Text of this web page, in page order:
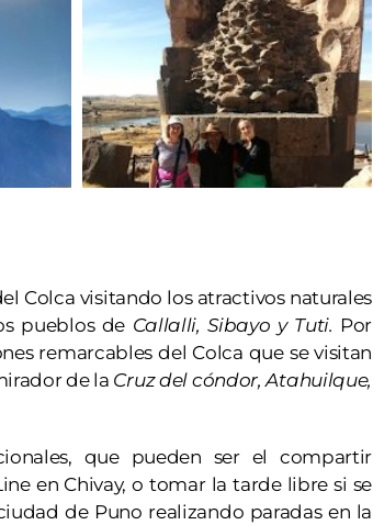
Colca visitando los atractivos naturales
pueblos de Callalli, Sibayo y Tuti. Por
remarcables del Colca que se visitan
de la Cruz del cóndor, Atahuilque,
que pueden ser el compartir
en Chivay, o tomar la tarde libre si se
de Puno realizando paradas en la